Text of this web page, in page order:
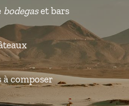
bodegaset bars
composer